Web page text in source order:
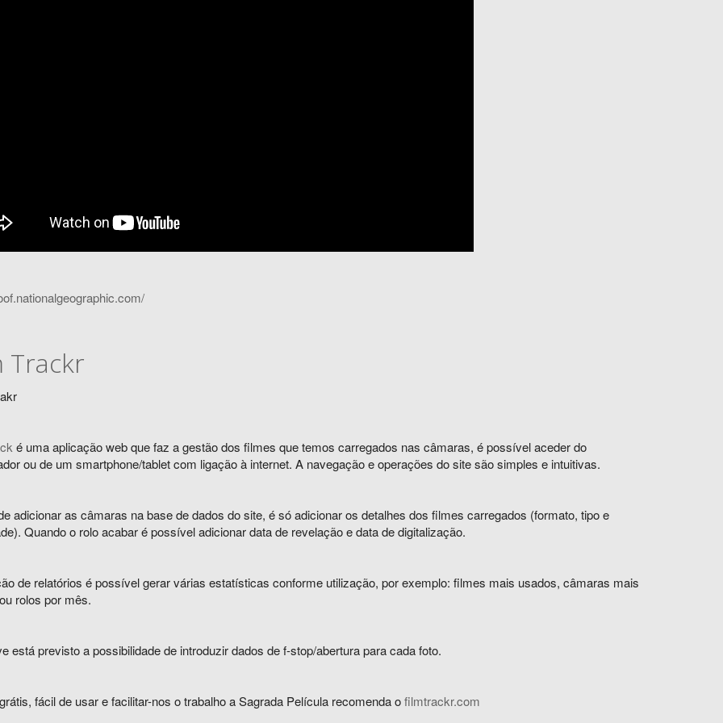
Trackr
é uma aplicação web que faz a gestão dos filmes que temos carregados nas câmaras, é possível aceder do
ou de um smartphone/tablet com ligação à internet. A navegação e operações do site são simples e intuitivas.
adicionar as câmaras na base de dados do site, é só adicionar os detalhes dos filmes carregados (formato, tipo e
Quando o rolo acabar é possível adicionar data de revelação e data de digitalização.
de relatórios é possível gerar várias estatísticas conforme utilização, por exemplo: filmes mais usados, câmaras mais
rolos por mês.
está previsto a possibilidade de introduzir dados de f-stop/abertura para cada foto.
fácil de usar e facilitar-nos o trabalho a Sagrada Película recomenda ofilmtrackr.com